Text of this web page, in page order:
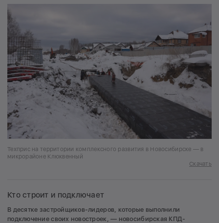
Техприс на территории комплексного развития в Новосибирске — в
микрорайоне Клюквенный
Скачать
Кто строит и подключает
В десятке застройщиков-лидеров, которые выполнили
подключение своих новостроек, — новосибирская КПД-